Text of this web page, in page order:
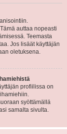
auttaa nopeasti
Teemasta
Jos lisäät käyttäjän
oletuksena.
profiilissa on
syöttämällä
samalta sivulta.